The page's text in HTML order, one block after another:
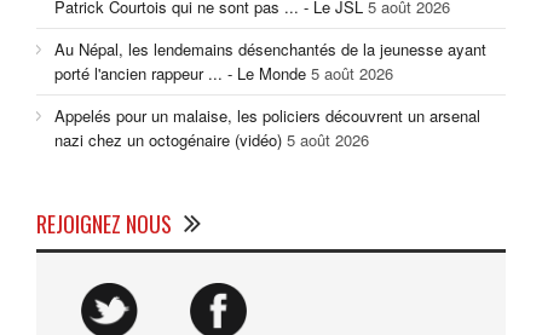
Patrick Courtois qui ne sont pas ... - Le JSL 5 août 2026
Au Népal, les lendemains désenchantés de la jeunesse ayant
porté l'ancien rappeur ... - Le Monde 5 août 2026
Appelés pour un malaise, les policiers découvrent un arsenal
nazi chez un octogénaire (vidéo) 5 août 2026
REJOIGNEZ NOUS